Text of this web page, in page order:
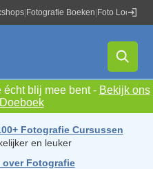
Fotografie Boeken Foto Locaties
écht blij mee bent - Bekijk ons
Fotografie Cursussen
en leuker
Fotografie